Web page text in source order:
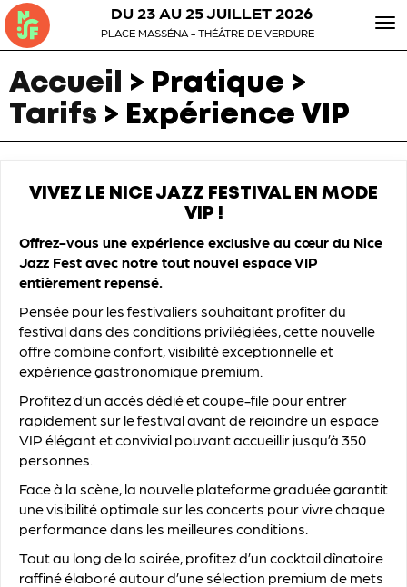
DU 23 AU 25 JUILLET 2026
PLACE MASSÉNA - THÉÂTRE DE VERDURE
Accueil
> Pratique >
Tarifs > Expérience VIP
VIVEZ LE NICE JAZZ FESTIVAL EN MODE
VIP !
Offrez-vous une expérience exclusive au cœur du Nice
Jazz Fest avec notre tout nouvel espace VIP
entièrement repensé.
Pensée pour les festivaliers souhaitant profiter du
festival dans des conditions privilégiées, cette nouvelle
offre combine confort, visibilité exceptionnelle et
expérience gastronomique premium.
Profitez d’un accès dédié et coupe-file pour entrer
rapidement sur le festival avant de rejoindre un espace
VIP élégant et convivial pouvant accueillir jusqu’à 350
personnes.
Face à la scène, la nouvelle plateforme graduée garantit
une visibilité optimale sur les concerts pour vivre chaque
performance dans les meilleures conditions.
Tout au long de la soirée, profitez d’un cocktail dînatoire
raffiné élaboré autour d’une sélection premium de mets